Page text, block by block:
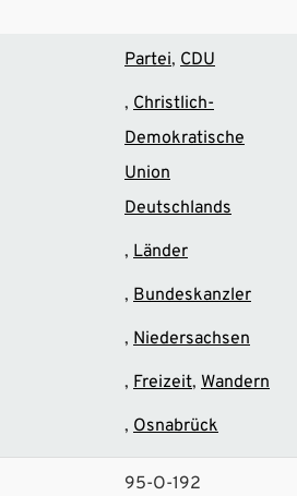
Partei CDU
Christlich-
Demokratische
Union
Deutschlands
Länder
Bundeskanzler
Niedersachsen
Freizeit Wandern
Osnabrück
95-O-192